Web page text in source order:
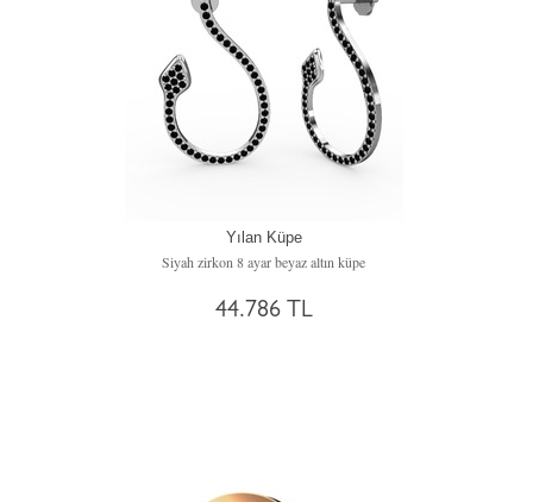
Yılan Küpe
Siyah zirkon 8 ayar beyaz altın küpe
44.786 TL